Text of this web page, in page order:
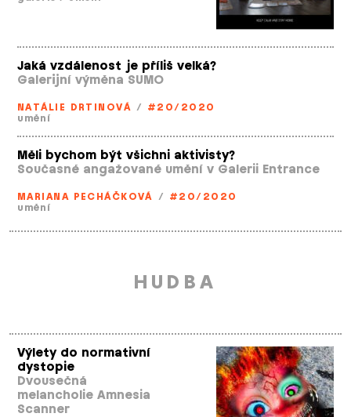
Jaká vzdálenost je příliš velká?
Galerijní výměna SUMO
NATÁLIE DRTINOVÁ / #20/2020
umění
Měli bychom být všichni aktivisty?
Současné angažované umění v Galerii Entrance
MARIANA PECHÁČKOVÁ / #20/2020
umění
HUDBA
Výlety do normativní
dystopie
Dvousečná
melancholie Amnesia
Scanner